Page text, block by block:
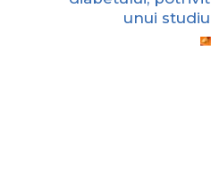
unui studiu